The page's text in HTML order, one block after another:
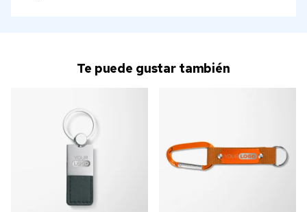
Te puede gustar también